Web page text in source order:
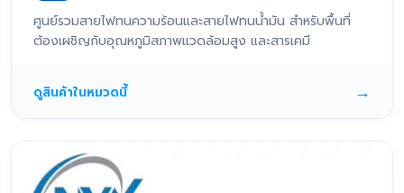
ศูนย์รวมสายไฟทนความร้อนและสายไฟทนน้ำมัน สำหรับพื้นที่
ต้องเผชิญกับอุณหภูมิสภาพแวดล้อมสูง และสารเคมี
ดูสินค้าในหมวดนี้ →